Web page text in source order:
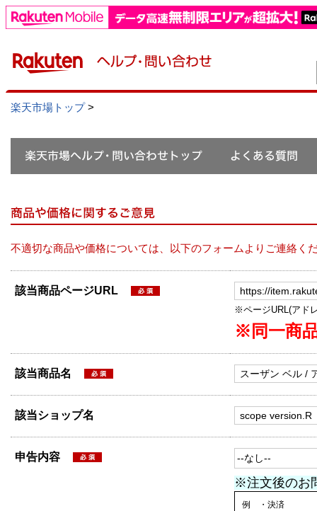
楽天市場トップ>
不適切な商品や価格については、以下のフォームよりご連絡く
該当商品ページURL
※ページURL(アド
※同一商
該当商品名
該当ショップ名
申告内容
※注文後のお
例 ・決済